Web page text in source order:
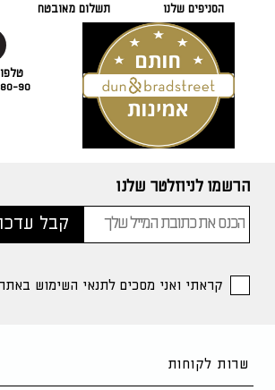
הסניפים שלנו תשלום מאובטח
90
הרשמו לניוזלטר שלנו
קראתי ואני מסכים לתנאי השימוש באתר
שרות לקוחות